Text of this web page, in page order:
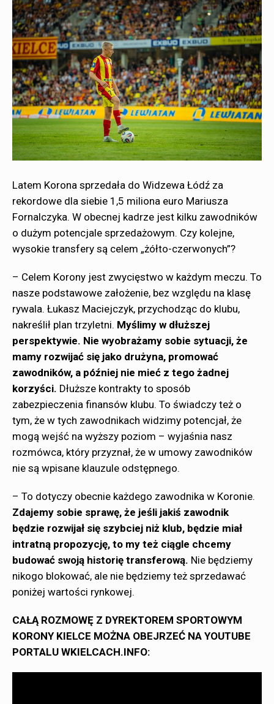
Latem Korona sprzedała do Widzewa Łódź za
rekordowe dla siebie 1,5 miliona euro Mariusza
Fornalczyka. W obecnej kadrze jest kilku zawodników
o dużym potencjale sprzedażowym. Czy kolejne,
wysokie transfery są celem „żółto-czerwonych”?
– Celem Korony jest zwycięstwo w każdym meczu. To
nasze podstawowe założenie, bez względu na klasę
rywala. Łukasz Maciejczyk, przychodząc do klubu,
nakreślił plan trzyletni. Myślimy w dłuższej
perspektywie. Nie wyobrażamy sobie sytuacji, że
mamy rozwijać się jako drużyna, promować
zawodników, a później nie mieć z tego żadnej
korzyści. Dłuższe kontrakty to sposób
zabezpieczenia finansów klubu. To świadczy też o
tym, że w tych zawodnikach widzimy potencjał, że
mogą wejść na wyższy poziom – wyjaśnia nasz
rozmówca, który przyznał, że w umowy zawodników
nie są wpisane klauzule odstępnego.
– To dotyczy obecnie każdego zawodnika w Koronie.
Zdajemy sobie sprawę, że jeśli jakiś zawodnik
będzie rozwijał się szybciej niż klub, będzie miał
intratną propozycję, to my też ciągle chcemy
budować swoją historię transferową. Nie będziemy
nikogo blokować, ale nie będziemy też sprzedawać
poniżej wartości rynkowej.
CAŁĄ ROZMOWĘ Z DYREKTOREM SPORTOWYM
KORONY KIELCE MOŻNA OBEJRZEĆ NA YOUTUBE
PORTALU WKIELCACH.INFO: